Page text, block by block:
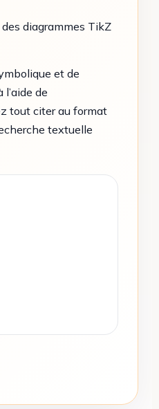
diagrammes TikZ
et de
de
tout citer au format
textuelle